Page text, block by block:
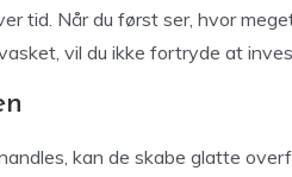
tid. Når du først ser, hvor
vil du ikke fortryde at
kan de skabe glatte